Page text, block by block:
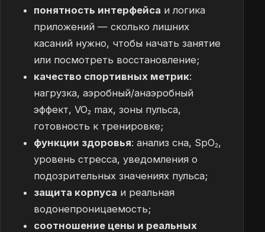
понятность интерфейса и логика
приложений — сколько лишних
касаний нужно, чтобы начать занятие
или посмотреть восстановление;
качество спортивных метрик:
нагрузка, аэробный/анаэробный
эффект, VO₂ max, зоны пульса,
готовность к тренировке;
функции здоровья: анализ сна, SpO₂,
уровень стресса, уведомления о
подозрительных значениях пульса;
защита корпуса и реальная
водонепроницаемость;
соотношение цены и реальных